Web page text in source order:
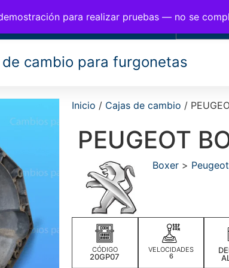
para realizar pruebas — no se
PARA FURGONETAS
0,00€
de cambio para furgonetas
Inicio / Cajas de cambio /
PEUGEOT
Boxer > Peugeot
CÓDIGO
20GP07
VELOCIDADES
6